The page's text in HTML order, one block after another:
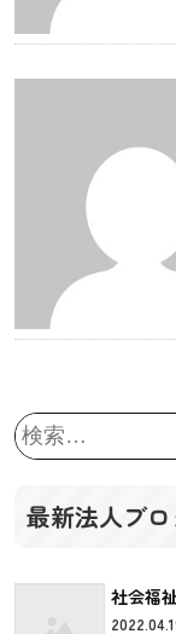
検
索:
最新法人ブ
社会福